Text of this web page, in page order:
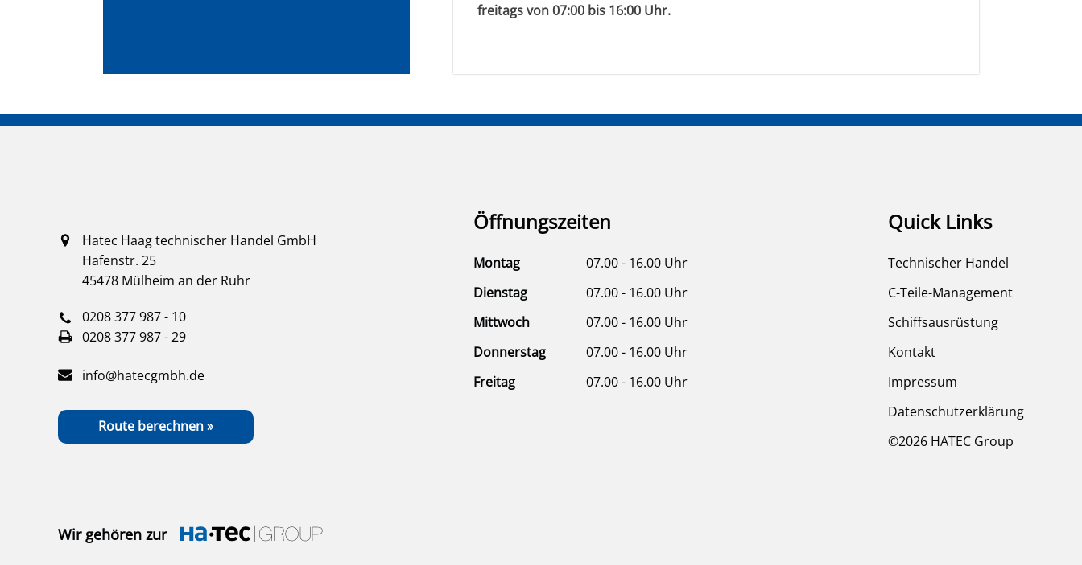
freitags von 07:00 bis 16:00 Uhr.
Hatec Haag technischer Handel GmbH
Hafenstr. 25
45478 Mülheim an der Ruhr
0208 377 987 - 10
0208 377 987 - 29
info@hatecgmbh.de
Route berechnen »
Wir gehören zur
Öffnungszeiten
Montag
07.00 - 16.00 Uhr
Dienstag
07.00 - 16.00 Uhr
Mittwoch
07.00 - 16.00 Uhr
Donnerstag
07.00 - 16.00 Uhr
Freitag
07.00 - 16.00 Uhr
Quick Links
Technischer Handel
C-Teile-Management
Schiffsausrüstung
Kontakt
Impressum
Datenschutzerklärung
©2026 HATEC Group